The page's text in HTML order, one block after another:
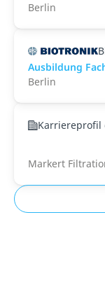
Berlin
Ausbildung
Berlin
Karriereprofil
Markert